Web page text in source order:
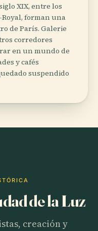
XIX, entre los
forman una
de París. Galerie
corredores
en un mundo de
y cafés
suspendido
de la Luz
creación y